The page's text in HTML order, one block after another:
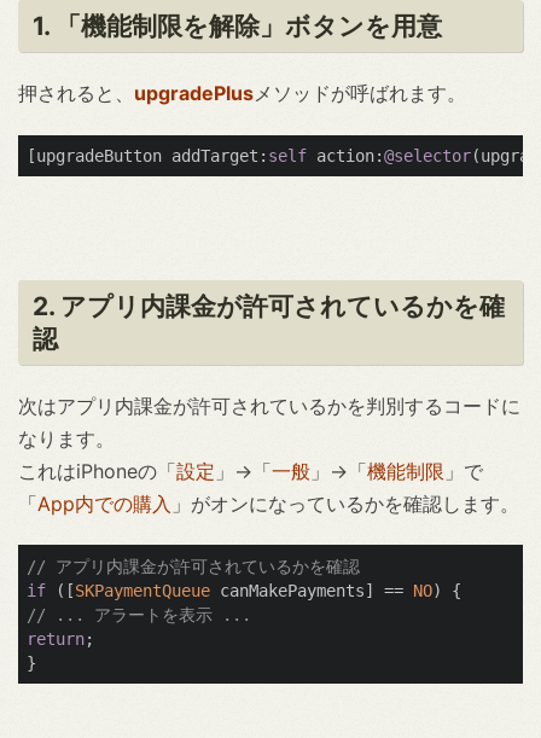
1. 「機能制限を解除」ボタンを用意
押されると、 upgradePlusメソッドが呼ばれます。
[upgradeButton addTarget: self action:@selector
2. アプリ内課金が許可されているかを確
認
次はアプリ内課金が許可されているかを判別するコードに
なります。
これはiPhoneの「設定 」→「一般 」→「機能制限 」で
「App内での購入 」がオンになっているかを確認します。
// アプリ内課金が許可されているかを確認
if ([SKPaymentQueue canMakePayments] == NO
// ... アラートを表示 ...
return;